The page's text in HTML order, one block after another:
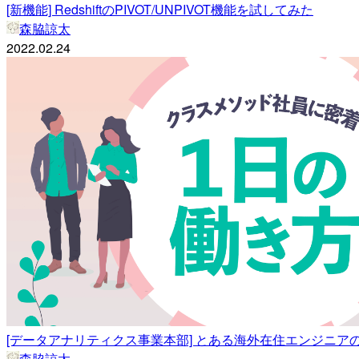
[新機能] RedshiftのPIVOT/UNPIVOT機能を試してみた
森脇諒太
2022.02.24
[データアナリティクス事業本部] とある海外在住エンジニア